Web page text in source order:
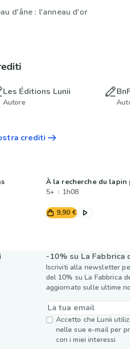
d'âne : l'anneau d'or
Les Éditions Lunii
Autore
crediti
À la recherche du lapin
5+
1h08
9,90 €
-10% su La
Iscriviti alla newsletter
del 10% su La Fabbrica
aggiornato sulle ultime
Accetto che Lunii
nelle sue e-mail per
con i miei interessi